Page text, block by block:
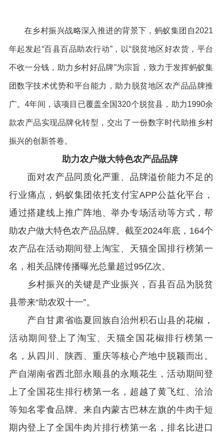
在乡村振兴战略深入推进的背景下，蚂蚁集团自2021
年起发起“百县百品助农行动”，以“脱贫地区好农货，平台
不收一分钱，助力乡村好品牌”为宗旨，致力于发挥蚂蚁集
团数字技术优势和平台能力，助力脱贫地区农产品品牌推
广。4年间，该项目已覆盖全国320个脱贫县，助力1990余
款农产品实现品牌化转型，交出了一份数字时代助推乡村
振兴的创新答卷。
助力农户做大特色农产品品牌
面对农产品同质化严重、品牌溢价能力不足的
行业痛点，蚂蚁集团依托支付宝APP公益化平台，
通过搭建线上推广阵地、举办专场活动等方式，帮
助农户做大特色农产品品牌。截至2024年底， 164个
农产品在活动期间登上淘宝、天猫全国排行榜第一
名，相关品牌传播曝光总量超过95亿次。
乡村振兴的关键是产业振兴，百县百品为脱贫
县带来“助农双十一”。
产自甘肃省临夏回族自治州积石山县的花椒，
活动期间登上了淘宝、天猫全国花椒排行榜第一
名，从四川、陕西、重庆等核心产地中脱颖而出。
产自湖南省西北部永顺县的永顺花生，活动期间登
上了全国花生排行榜第一名，超越了黄飞红、洽洽
等知名零食品牌。来自内蒙古巴林左旗的牛肉干短
期内登上了全国牛肉片排行榜第一名，排名比进口